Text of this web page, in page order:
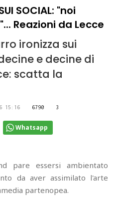
SOCIAL: "noi
Reazioni da Lecce
ironizza sui
e decine di
scatta la
15:16 6790 3
Whatsapp
pare essersi ambientato
da aver assimilato l'arte
partenopea.